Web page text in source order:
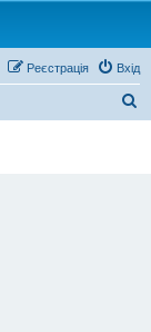
Вхід
Реєстрація